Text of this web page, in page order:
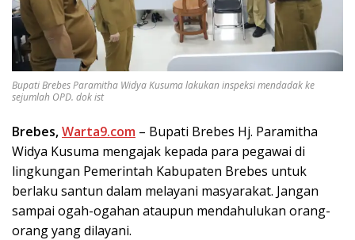
Bupati Brebes Paramitha Widya Kusuma lakukan inspeksi mendadak ke
sejumlah OPD. dok ist
Brebes,Warta9.com – Bupati Brebes Hj. Paramitha
Widya Kusuma mengajak kepada para pegawai di
lingkungan Pemerintah Kabupaten Brebes untuk
berlaku santun dalam melayani masyarakat. Jangan
sampai ogah-ogahan ataupun mendahulukan orang-
orang yang dilayani.